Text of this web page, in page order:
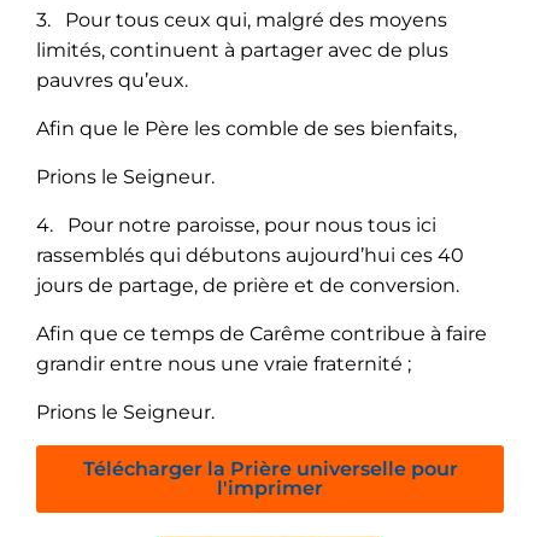
3. Pour tous ceux qui, malgré des moyens
limités, continuent à partager avec de plus
pauvres qu’eux.
Afin que le Père les comble de ses bienfaits,
Prions le Seigneur.
4. Pour notre paroisse, pour nous tous ici
rassemblés qui débutons aujourd’hui ces 40
jours de partage, de prière et de conversion.
Afin que ce temps de Carême contribue à faire
grandir entre nous une vraie fraternité ;
Prions le Seigneur.
Télécharger la Prière universelle pour
l'imprimer